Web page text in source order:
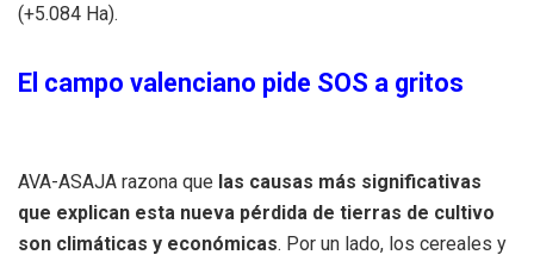
(+5.084 Ha).
El campo valenciano pide SOS a gritos
AVA-ASAJA razona que las causas más significativas
que explican esta nueva pérdida de tierras de cultivo
son climáticas y económicas. Por un lado, los cereales y